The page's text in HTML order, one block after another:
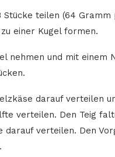
Stücke teilen (64 Gramm
einer Kugel formen.
nehmen und mit einem
darauf verteilen
verteilen. Den Teig
darauf verteilen. Den